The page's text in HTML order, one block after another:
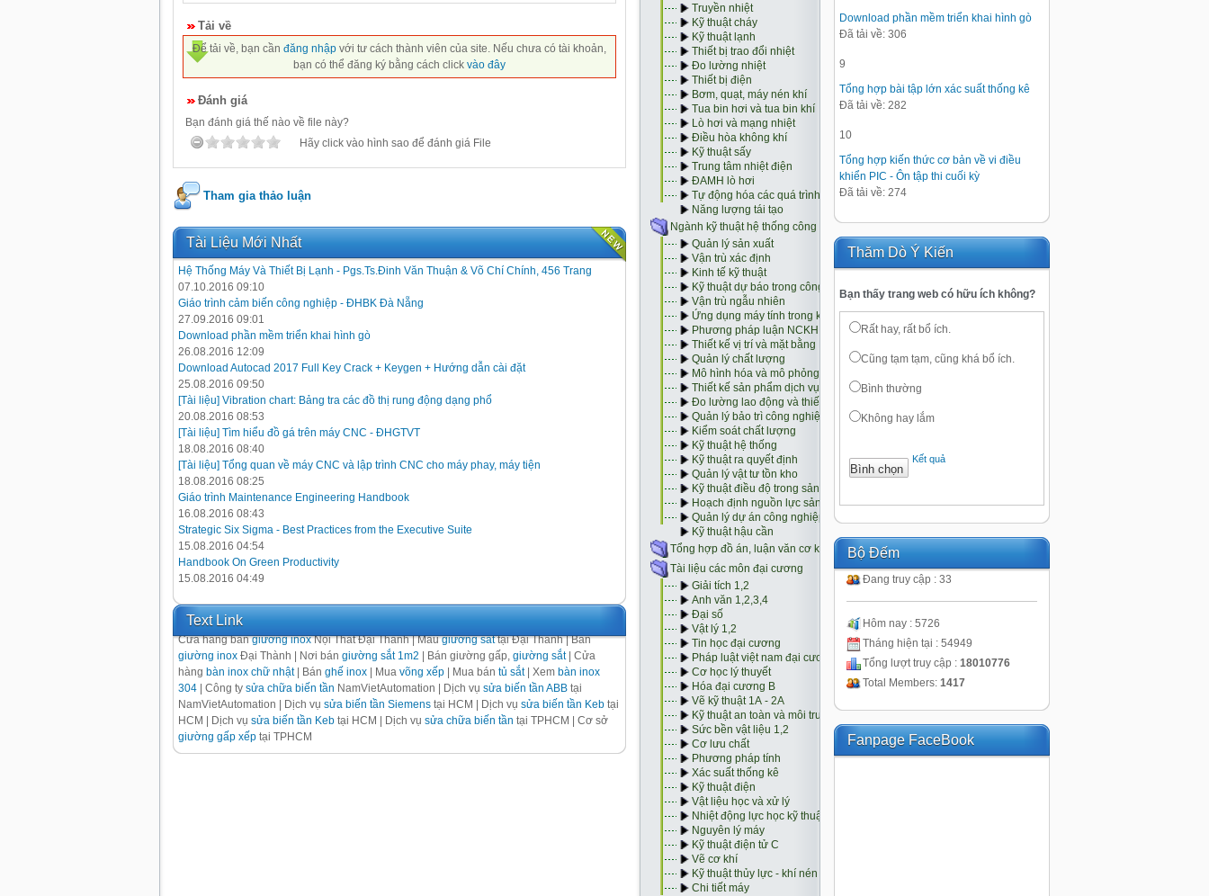
Tải về
Để tải về, bạn cần đăng nhập với tư cách thành viên của site. Nếu chưa có tài khoản,
bạn có thể đăng ký bằng cách click vào đây
Đánh giá
Bạn đánh giá thế nào về file này?
Hãy click vào hình sao để đánh giá File
Tham gia thảo luận
Tài Liệu Mới Nhất
Hệ Thống Máy Và Thiết Bị Lạnh - Pgs.Ts.Đinh Văn Thuận & Võ Chí Chính, 456 Trang
07.10.2016 09:10
Giáo trình cảm biến công nghiệp - ĐHBK Đà Nẵng
27.09.2016 09:01
Download phần mềm triển khai hình gò
26.08.2016 12:09
Download Autocad 2017 Full Key Crack + Keygen + Hướng dẫn cài đặt
25.08.2016 09:50
[Tài liệu] Vibration chart: Bảng tra các đồ thị rung động dạng phổ
20.08.2016 08:53
[Tài liệu] Tìm hiểu đồ gá trên máy CNC - ĐHGTVT
18.08.2016 08:40
[Tài liệu] Tổng quan về máy CNC và lập trình CNC cho máy phay, máy tiện
18.08.2016 08:25
Giáo trình Maintenance Engineering Handbook
16.08.2016 08:43
Strategic Six Sigma - Best Practices from the Executive Suite
15.08.2016 04:54
Handbook On Green Productivity
15.08.2016 04:49
Text Link
Cửa hàng bángiường inoxNội Thất Đại Thành | Mẫugiường sắttại Đại Thành | Bán
giường inox Đại Thành | Nơi bán giường sắt 1m2 | Bán giường gấp, giường sắt| Cửa
hàng bàn inox chữ nhật| Bán ghế inox | Mua võng xếp | Mua bán tủ sắt| Xem bàn inox
304 | Công ty sửa chữa biến tần NamVietAutomation | Dịch vụ sửa biến tần ABB tại
NamVietAutomation | Dịch vụ sửa biến tần Siemens tại HCM | Dịch vụ sửa biến tần Keb tại
HCM | Dịch vụ sửa biến tần Keb tại HCM | Dịch vụ sửa chữa biến tần tại TPHCM | Cơ sở
giường gấp xếp tại TPHCM
Download phần mềm triển khai hình gò
Đã tải về: 306
9
Tổng hợp bài tập lớn xác suất thống kê
Đã tải về: 282
10
Tổng hợp kiến thức cơ bản về vi điều
khiển PIC - Ôn tập thi cuối kỳ
Đã tải về: 274
Thăm Dò Ý Kiến
Bạn thấy trang web có hữu ích không?
Rất hay, rất bổ ích.
Cũng tạm tạm, cũng khá bổ ích.
Bình thường
Không hay lắm
Kết quả
Bộ Đếm
Đang truy cập : 33
Hôm nay : 5726
Tháng hiện tại : 54949
Tổng lượt truy cập : 18010776
Total Members: 1417
Fanpage FaceBook